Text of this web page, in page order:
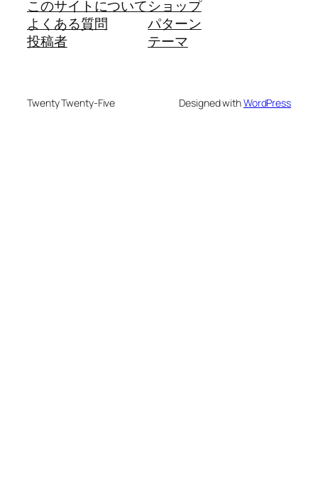
このサイトについて
よくある質問
投稿者
ショップ
パターン
テーマ
Twenty Twenty-Five Designed withWordPress